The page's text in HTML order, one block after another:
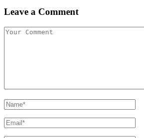
Leave a Comment